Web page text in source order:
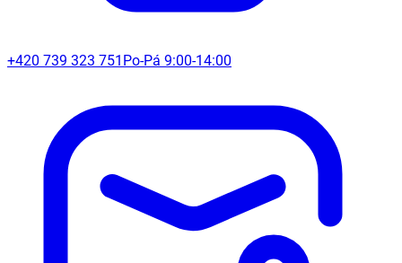
+420 739 323 751 Po-Pá 9:00-14:00